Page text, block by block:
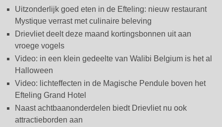
Uitzonderlijk goed eten in de Efteling: nieuw restaurant
Mystique verrast met culinaire beleving
Drievliet deelt deze maand kortingsbonnen uit aan
vroege vogels
Video: in een klein gedeelte van Walibi Belgium is het al
Halloween
Video: lichteffecten in de Magische Pendule boven het
Efteling Grand Hotel
Naast achtbaanonderdelen biedt Drievliet nu ook
attractieborden aan